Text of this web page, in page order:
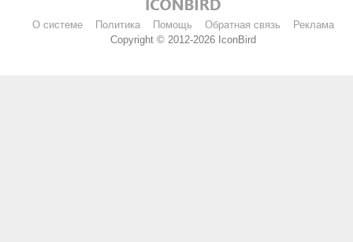
О системе Политика Помощь Обратная связь
Реклама
Copyright © 2012-2026 IconBird